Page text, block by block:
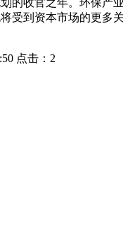
的收官之年。环保产
受到资本市场的更多
点击：2